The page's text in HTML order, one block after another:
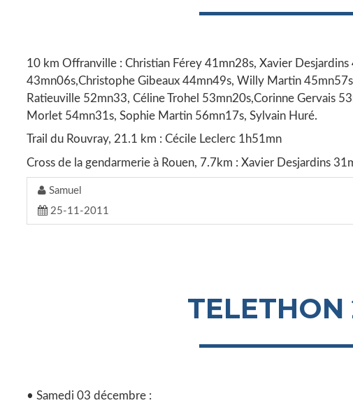
10 km Offranville : Christian Férey 41mn28s, Xavier Desjardins
43mn06s,Christophe Gibeaux 44mn49s, Willy Martin
Ratieuville 52mn33, Céline Trohel 53mn20s,Corinne Gervais
Morlet 54mn31s, Sophie Martin 56mn17s, Sylvain Huré.
Trail du Rouvray, 21.1 km : Cécile Leclerc 1h51mn
Cross de la gendarmerie à Rouen, 7.7km : Xavier Desjardins
Samuel
25-11-2011
TELETHON
• Samedi 03 décembre :